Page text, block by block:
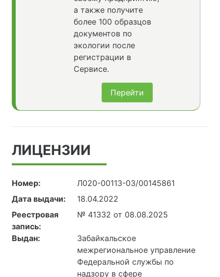
а также получите
более 100 образцов
документов по
экологии после
регистрации в
Сервисе.
Перейти
ЛИЦЕНЗИИ
Номер:
Л020-00113-03/00145861
Дата выдачи:
18.04.2022
Реестровая
запись:
№ 41332 от 08.08.2025
Выдан:
Забайкальское
межрегиональное управление
Федеральной службы по
надзору в сфере